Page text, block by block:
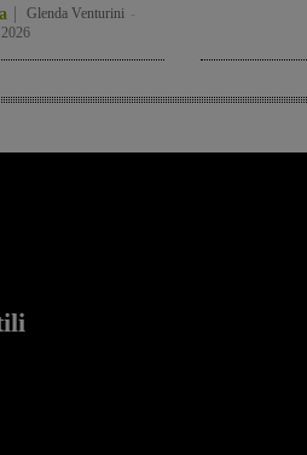
Glenda Venturini